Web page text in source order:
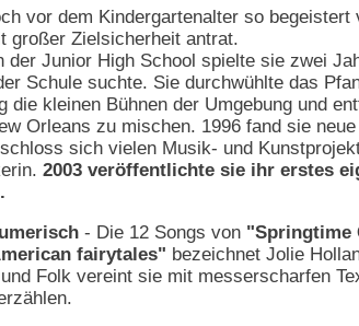
vor dem Kindergartenalter so
großer Zielsicherheit antrat.
Junior High School spielte sie zwei
Schule suchte. Sie durchwühlte das
kleinen Bühnen der Umgebung und
Orleans zu mischen. 1996 fand sie
sich vielen Musik- und
2003 veröffentlichte sie ihr erstes
- Die 12 Songs von "Springtime
fairytales" bezeichnet Jolie
Folk vereint sie mit messerscharfen